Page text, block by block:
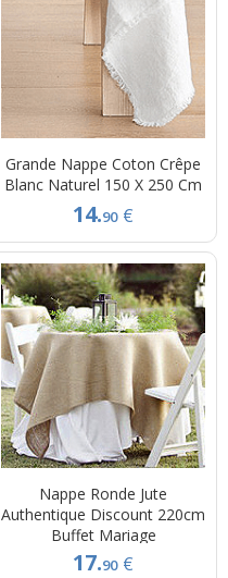
Grande Nappe Coton Crêpe
Blanc Naturel 150 X 250 Cm
14.90 €
Nappe Ronde Jute
Authentique Discount 220cm
Buffet Mariage
17.90 €